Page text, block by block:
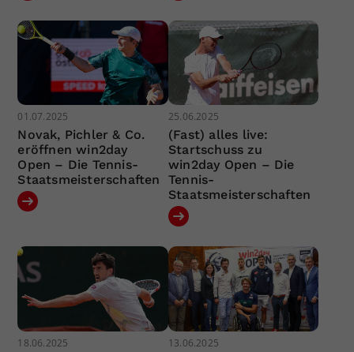
01.07.2025
Novak, Pichler & Co.
eröffnen win2day
Open – Die Tennis-
Staatsmeisterschaften
25.06.2025
(Fast) alles live:
Startschuss zu
win2day Open – Die
Tennis-
Staatsmeisterschaften
18.06.2025 13.06.2025